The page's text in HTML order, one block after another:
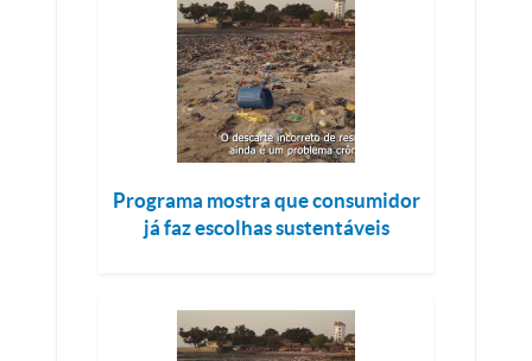
Programa mostra que consumidor
já faz escolhas sustentáveis